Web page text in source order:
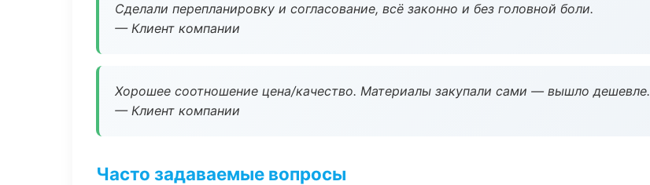
Сделали перепланировку и согласование, всё законно и без головной боли.
— Клиент компании
Хорошее соотношение цена/качество. Материалы закупали сами — вышло дешевле.
— Клиент компании
Часто задаваемые вопросы